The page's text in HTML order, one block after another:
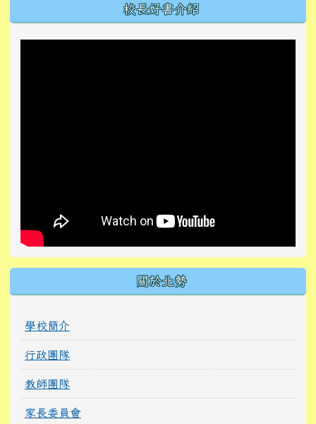
校長好書介紹
關於北勢
學校簡介
行政團隊
教師團隊
家長委員會